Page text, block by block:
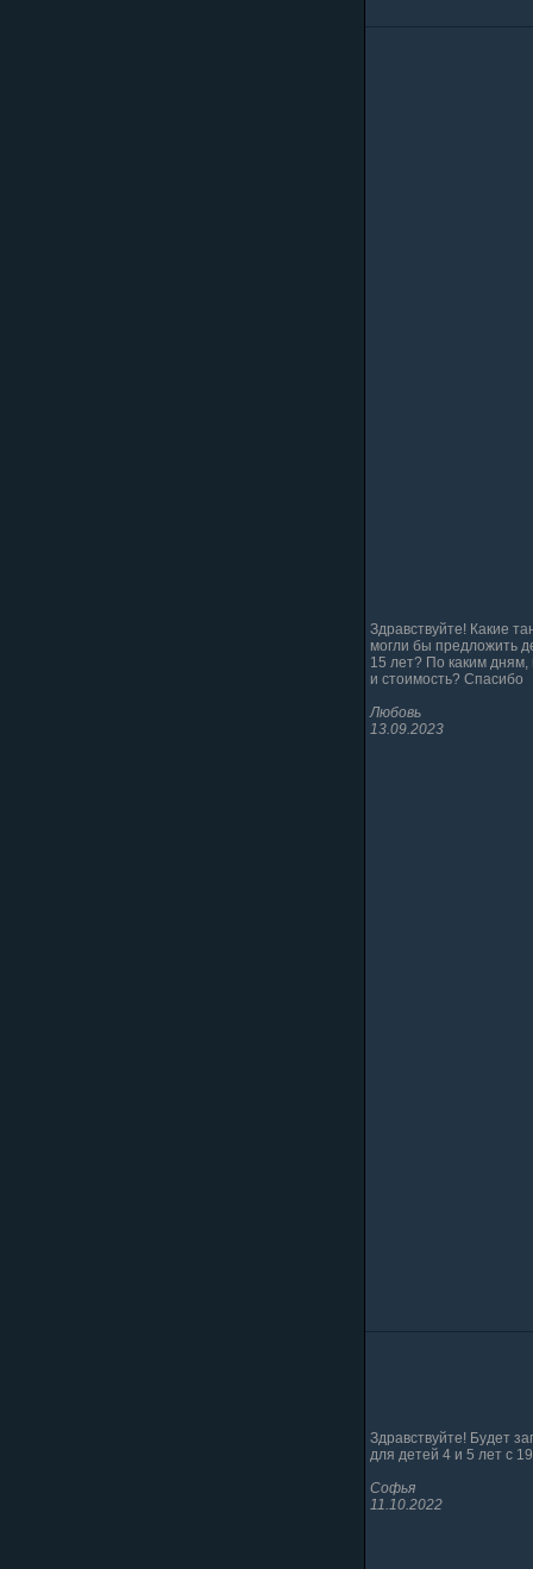
Здравствуйте! Какие
могли бы предложить
15 лет? По каким дням,
и стоимость? Спасибо
Любовь
13.09.2023
Здравствуйте! Будет
для детей 4 и 5 лет с
Софья
11.10.2022